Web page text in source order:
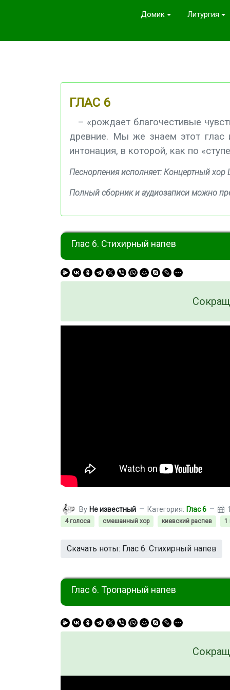
Домик Литургия
ГЛАС 6
– «рождает благочестивые
древние. Мы же знаем этот глас
интонация, в которой, как по
Песнорпения исполняет: Концертный
Полный сборник и аудиозаписи можно
Глас 6. Стихирный напев
By Не известный Категория: Глас 6
4 голоса смешанный хор киевский распев 1
Скачать ноты: Глас 6. Стихирный напев
Глас 6. Тропарный напев